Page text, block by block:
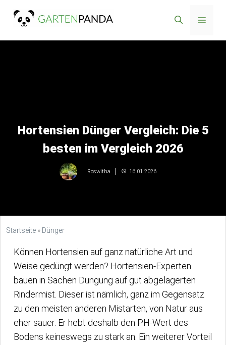
Inhalt
Menü
Hortensien Dünger Vergleich: Die 5
besten im Vergleich 2026
Roswitha 16.01.2026
Startseite » Dünger
Können Hortensien auf ganz natürliche Art und
Weise gedüngt werden? Hortensien-Experten
bauen in Sachen Düngung auf gut abgelagerten
Rindermist. Dieser ist nämlich, ganz im Gegensatz
zu den meisten anderen Mistarten, von Natur aus
eher sauer. Er hebt deshalb den PH-Wert des
Bodens keineswegs zu stark an. Ein weiterer Vorteil